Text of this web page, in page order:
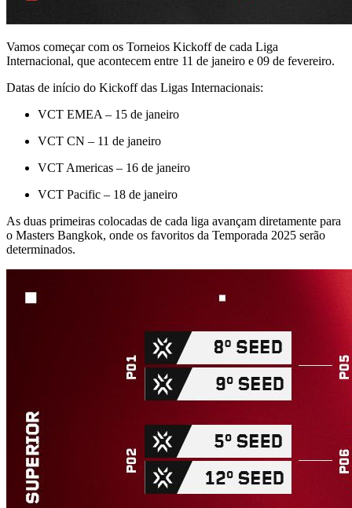
Vamos começar com os Torneios Kickoff de cada Liga
Internacional, que acontecem entre 11 de janeiro e 09 de fevereiro.
Datas de início do Kickoff das Ligas Internacionais:
VCT EMEA – 15 de janeiro
VCT CN – 11 de janeiro
VCT Americas – 16 de janeiro
VCT Pacific – 18 de janeiro
As duas primeiras colocadas de cada liga avançam diretamente para
o Masters Bangkok, onde os favoritos da Temporada 2025 serão
determinados.